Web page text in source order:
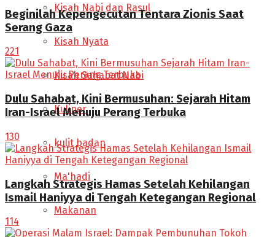
Kisah Nabi dan Rasul
Kisah Nyata
Kisah Sahabat Nabi
Kuliner
kulit badan
Ma'hadi
Makanan
Beginilah Kepengecutan Tentara Zionis Saat
Serang Gaza
221
Dulu Sahabat, Kini Bermusuhan: Sejarah Hitam
Iran-Israel Menuju Perang Terbuka
130
Langkah Strategis Hamas Setelah Kehilangan
Ismail Haniyya di Tengah Ketegangan Regional
114